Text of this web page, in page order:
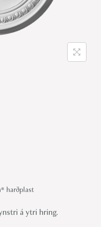
‎harðplast
á ytri hring.